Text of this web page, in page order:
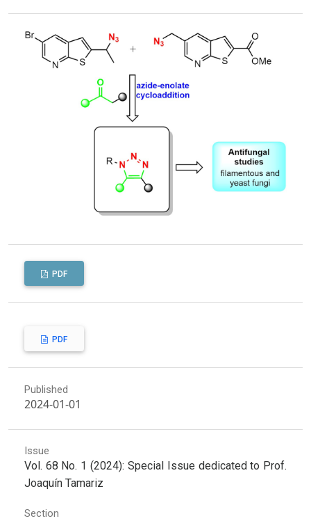
PDF
PDF
Published
2024-01-01
Issue
Vol. 68 No. 1 (2024): Special Issue dedicated to Prof.
Joaquín Tamariz
Section